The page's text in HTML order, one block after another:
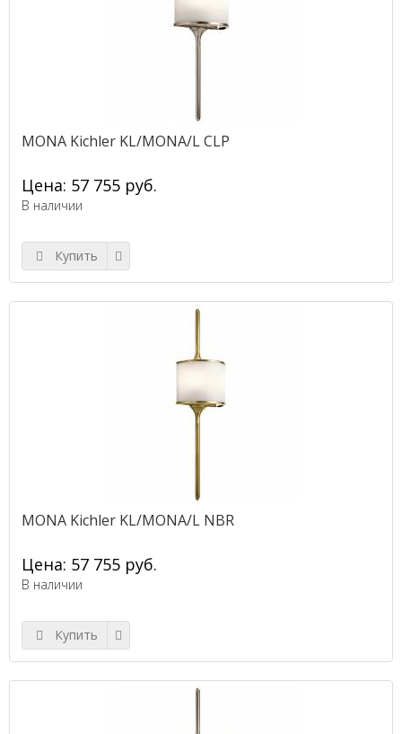
MONA Kichler KL/MONA/L CLP
Цена: 57 755 руб.
В наличии
Купить
MONA Kichler KL/MONA/L NBR
Цена: 57 755 руб.
В наличии
Купить